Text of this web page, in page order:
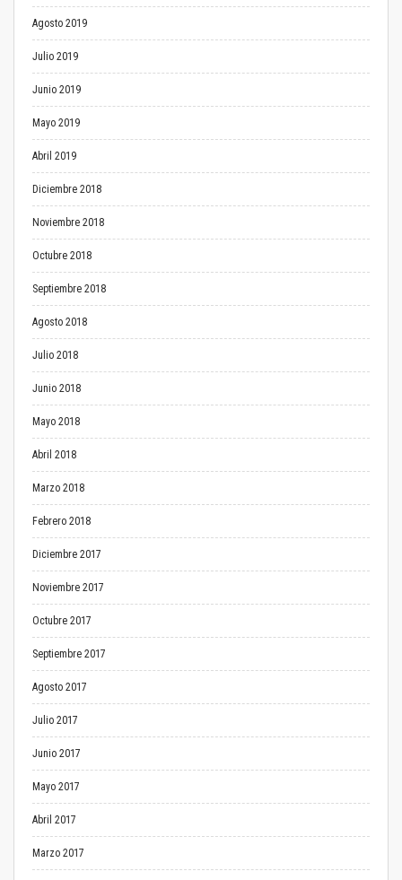
Agosto 2019
Julio 2019
Junio 2019
Mayo 2019
Abril 2019
Diciembre 2018
Noviembre 2018
Octubre 2018
Septiembre 2018
Agosto 2018
Julio 2018
Junio 2018
Mayo 2018
Abril 2018
Marzo 2018
Febrero 2018
Diciembre 2017
Noviembre 2017
Octubre 2017
Septiembre 2017
Agosto 2017
Julio 2017
Junio 2017
Mayo 2017
Abril 2017
Marzo 2017